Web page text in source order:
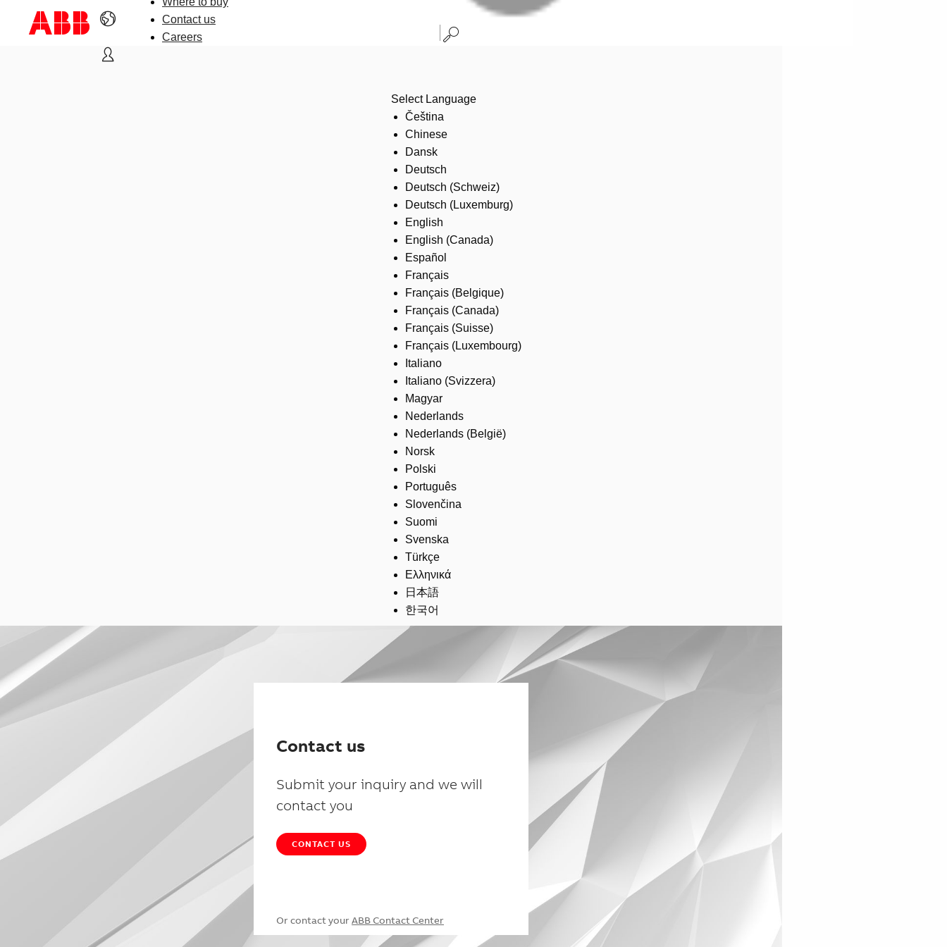
Contact us
Careers
Select Language
Čeština
Chinese
Dansk
Deutsch
Deutsch (Schweiz)
Deutsch (Luxemburg)
English
English (Canada)
Español
Français
Français (Belgique)
Français (Canada)
Français (Suisse)
Français (Luxembourg)
Italiano
Italiano (Svizzera)
Magyar
Nederlands
Nederlands (België)
Norsk
Polski
Português
Slovenčina
Suomi
Svenska
Türkçe
Ελληνικά
日本語
한국어
Contact us
Submit your inquiry and we will
contact you
CONTACT US
Or contact your ABB Contact Center